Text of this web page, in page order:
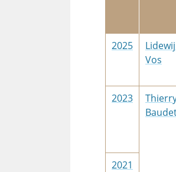
2025
Vos
2023
2021